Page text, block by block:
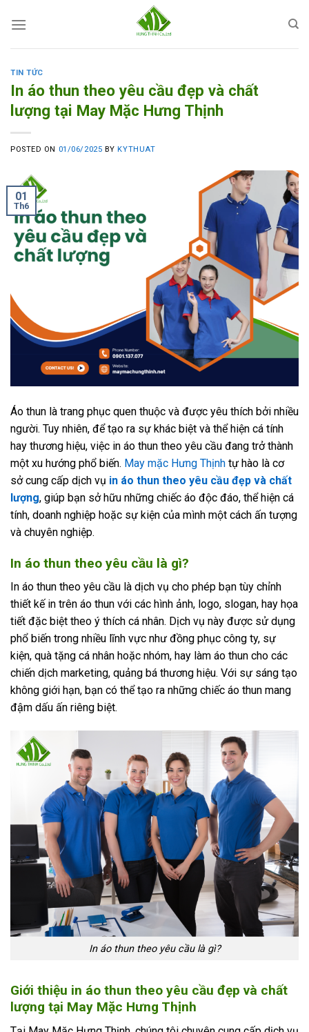
TIN TỨC
In áo thun theo yêu cầu đẹp và chất
lượng tại May Mặc Hưng Thịnh
POSTED ON 01/06/2025 BYKYTHUAT
01
Th6
Áo thun là trang phục quen thuộc và được yêu thích bởi nhiều
người. Tuy nhiên, để tạo ra sự khác biệt và thể hiện cá tính
hay thương hiệu, việc in áo thun theo yêu cầu đang trở thành
một xu hướng phổ biến. May mặc Hưng Thịnh tự hào là cơ
sở cung cấp dịch vụ in áo thun theo yêu cầu đẹp và chất
lượng, giúp bạn sở hữu những chiếc áo độc đáo, thể hiện cá
tính, doanh nghiệp hoặc sự kiện của mình một cách ấn tượng
và chuyên nghiệp.
In áo thun theo yêu cầu là gì?
In áo thun theo yêu cầu là dịch vụ cho phép bạn tùy chỉnh
thiết kế in trên áo thun với các hình ảnh, logo, slogan, hay họa
tiết đặc biệt theo ý thích cá nhân. Dịch vụ này được sử dụng
phổ biến trong nhiều lĩnh vực như đồng phục công ty, sự
kiện, quà tặng cá nhân hoặc nhóm, hay làm áo thun cho các
chiến dịch marketing, quảng bá thương hiệu. Với sự sáng tạo
không giới hạn, bạn có thể tạo ra những chiếc áo thun mang
đậm dấu ấn riêng biệt.
In áo thun theo yêu cầu là gì?
Giới thiệu in áo thun theo yêu cầu đẹp và chất
lượng tại May Mặc Hưng Thịnh